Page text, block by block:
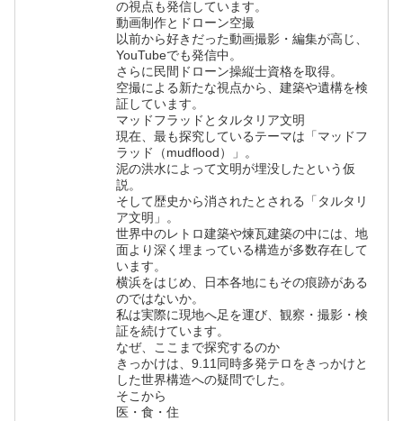
の視点も発信しています。
動画制作とドローン空撮
以前から好きだった動画撮影・編集が高じ、
YouTubeでも発信中。
さらに民間ドローン操縦士資格を取得。
空撮による新たな視点から、建築や遺構を検
証しています。
マッドフラッドとタルタリア文明
現在、最も探究しているテーマは「マッドフ
ラッド（mudflood）」。
泥の洪水によって文明が埋没したという仮
説。
そして歴史から消されたとされる「タルタリ
ア文明」。
世界中のレトロ建築や煉瓦建築の中には、地
面より深く埋まっている構造が多数存在して
います。
横浜をはじめ、日本各地にもその痕跡がある
のではないか。
私は実際に現地へ足を運び、観察・撮影・検
証を続けています。
なぜ、ここまで探究するのか
きっかけは、9.11同時多発テロをきっかけと
した世界構造への疑問でした。
そこから
医・食・住